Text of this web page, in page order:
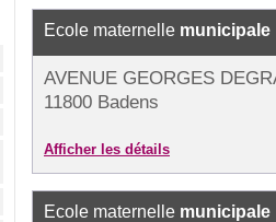
Ecole maternelle municipale
AVENUE GEORGES
11800 Badens
Afficher les détails
Ecole maternelle municipale